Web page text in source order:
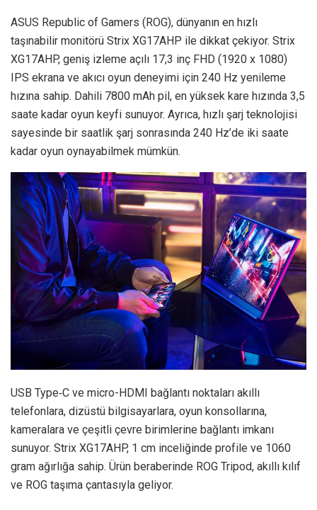
ASUS Republic of Gamers (ROG), dünyanın en hızlı
taşınabilir monitörü Strix XG17AHP ile dikkat çekiyor. Strix
XG17AHP, geniş izleme açılı 17,3 inç FHD (1920 x 1080)
IPS ekrana ve akıcı oyun deneyimi için 240 Hz yenileme
hızına sahip. Dahili 7800 mAh pil, en yüksek kare hızında 3,5
saate kadar oyun keyfi sunuyor. Ayrıca, hızlı şarj teknolojisi
sayesinde bir saatlik şarj sonrasında 240 Hz’de iki saate
kadar oyun oynayabilmek mümkün.
USB Type‑C ve micro-HDMI bağlantı noktaları akıllı
telefonlara, dizüstü bilgisayarlara, oyun konsollarına,
kameralara ve çeşitli çevre birimlerine bağlantı imkanı
sunuyor. Strix XG17AHP, 1 cm inceliğinde profile ve 1060
gram ağırlığa sahip. Ürün beraberinde ROG Tripod, akıllı kılıf
ve ROG taşıma çantasıyla geliyor.